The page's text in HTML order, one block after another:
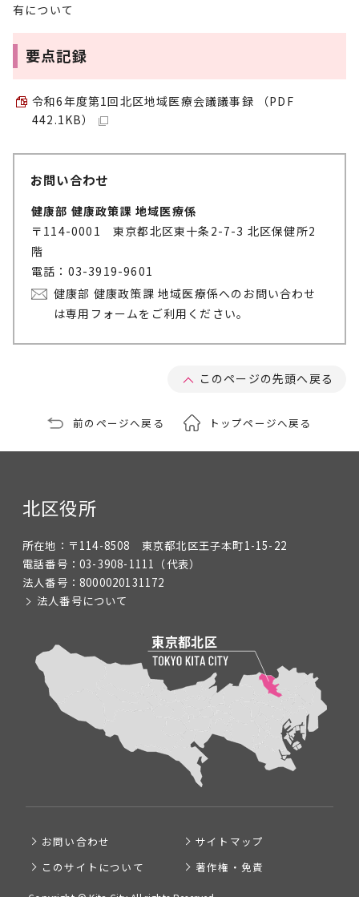
有について
要点記録
令和6年度第1回北区地域医療会議議事録 （PDF
442.1KB）
お問い合わせ
健康部 健康政策課 地域医療係
〒114-0001 東京都北区東十条2-7-3 北区保健所2
階
電話：03-3919-9601
健康部 健康政策課 地域医療係へのお問い合わせ
は専用フォームをご利用ください。
このページの先頭へ戻る
前のページへ戻る トップページへ戻る
北区役所
所在地： 〒114-8508 東京都北区王子本町1-15-22
電話番号： 03-3908-1111 （代表）
法人番号： 8000020131172
法人番号について
お問い合わせ
サイトマップ
このサイトについて
著作権・免責